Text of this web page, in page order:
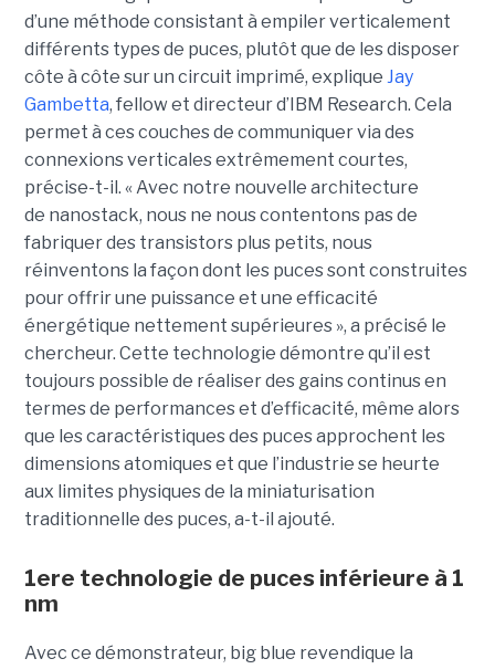
d’une méthode consistant à empiler verticalement
différents types de puces, plutôt que de les disposer
côte à côte sur un circuit imprimé, explique Jay
Gambetta, fellow et directeur d’IBM Research. Cela
permet à ces couches de communiquer via des
connexions verticales extrêmement courtes,
précise-t-il. « Avec notre nouvelle architecture
de nanostack, nous ne nous contentons pas de
fabriquer des transistors plus petits, nous
réinventons la façon dont les puces sont construites
pour offrir une puissance et une efficacité
énergétique nettement supérieures », a précisé le
chercheur. Cette technologie démontre qu’il est
toujours possible de réaliser des gains continus en
termes de performances et d’efficacité, même alors
que les caractéristiques des puces approchent les
dimensions atomiques et que l’industrie se heurte
aux limites physiques de la miniaturisation
traditionnelle des puces, a-t-il ajouté.
1ere technologie de puces inférieure à 1
nm
Avec ce démonstrateur, big blue revendique la